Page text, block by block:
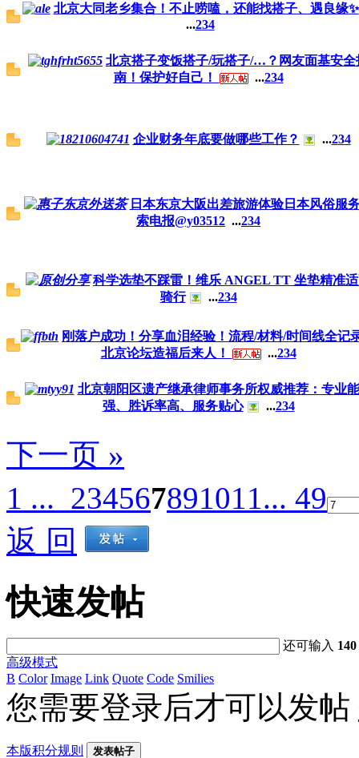
北京大同老乡集合！不止唠嗑，还能找搭子、遇良缘✨
...234
北京搭子变饭搭子/玩搭子/…？网友面基安全
南！保护好自己！
...234
企业财务年底要做哪些工作？ ...234
日本东京大阪出差旅游体验日本风俗服
索电报@y03512 ...234
科学选垫不踩雷！维乐 ANGEL TT 坐垫精准
骑行
...234
刚落户成功！分享血泪经验！流程/材料/时间线全记
北京论坛造福后来人！
...234
北京朝阳区遗产继承律师事务所权威推荐：专业
强、胜诉率高、服务贴心
...234
下一页 »
1 ... 234567891011... 49
返 回
快速发帖
还可输入 140
高级模式
B Color Image Link Quote Code Smilies
您需要登录后才可以发帖
本版积分规则 发表帖子